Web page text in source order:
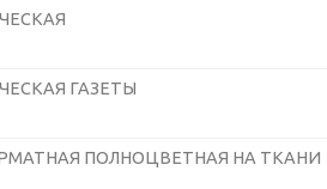
ГАЗЕТЫ
ПОЛНОЦВЕТНАЯ НА ТКАНИ